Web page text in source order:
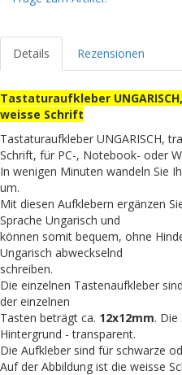
Details Rezensionen
Tastaturaufkleber
weisse Schrift
Tastaturaufkleber UNGARISCH,
Schrift, für PC-, Notebook- oder
In wenigen Minuten wandeln Sie
um.
Mit diesen Aufklebern ergänzen
Sprache Ungarisch und
können somit bequem, ohne
Ungarisch abweckselnd
schreiben.
Die einzelnen Tastenaufkleber
der einzelnen
Tasten beträgt ca. 12x12mm.
Hintergrund - transparent.
Die Aufkleber sind für schwarze
Auf der Abbildung ist die weisse